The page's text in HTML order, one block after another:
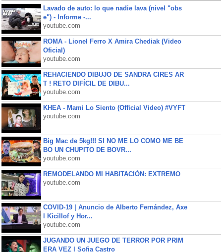
Lavado de auto: lo que nadie lava (nivel "obs
e") - Informe -...
youtube.com
ROMA - Lionel Ferro X Amira Chediak (Video
Oficial)
youtube.com
REHACIENDO DIBUJO DE SANDRA CIRES AR
T ! RETO DIFÍCIL DE DIBU...
youtube.com
KHEA - Mami Lo Siento (Official Video) #VYFT
youtube.com
Big Mac de 5kg!!! SI NO ME LO COMO ME BE
BO UN CHUPITO DE BOVR...
youtube.com
REMODELANDO MI HABITACIÓN: EXTREMO
youtube.com
COVID-19 | Anuncio de Alberto Fernández, Axe
l Kicillof y Hor...
youtube.com
JUGANDO UN JUEGO DE TERROR POR PRIM
ERA VEZ l Sofia Castro